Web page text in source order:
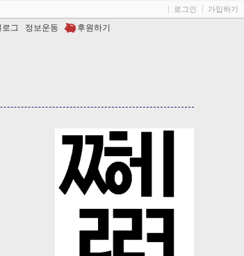
로그 정보운동 후원하기
로그인 가입하기